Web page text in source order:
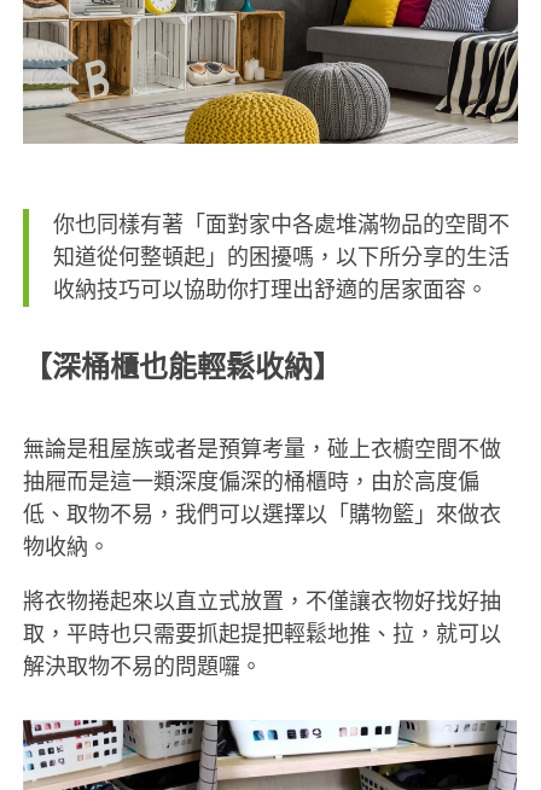
你也同樣有著「面對家中各處堆滿物品的空間不
知道從何整頓起」的困擾嗎，以下所分享的生活
收納技巧可以協助你打理出舒適的居家面容。
【深桶櫃也能輕鬆收納】
無論是租屋族或者是預算考量，碰上衣櫥空間不做
抽屜而是這一類深度偏深的桶櫃時，由於高度偏
低、取物不易，我們可以選擇以「購物籃」來做衣
物收納。
將衣物捲起來以直立式放置，不僅讓衣物好找好抽
取，平時也只需要抓起提把輕鬆地推、拉，就可以
解決取物不易的問題囉。